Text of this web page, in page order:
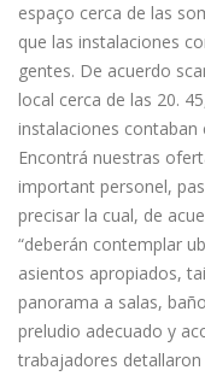
espaço cerca de las
que las instalaciones
gentes. De acuerdo
local cerca de las 20.
instalaciones contaban
Encontrá nuestras
important personel,
precisar la cual, de
“deberán contemplar
asientos apropiados,
panorama a salas,
preludio adecuado y
trabajadores